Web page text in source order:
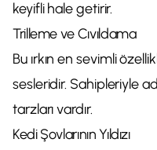
keyifli hale getirir.
Trilleme ve Cıvıldama
Bu ırkın en sevimli
sesleridir. Sahipleriyle
tarzları vardır.
Kedi Şovlarının Yıldızı